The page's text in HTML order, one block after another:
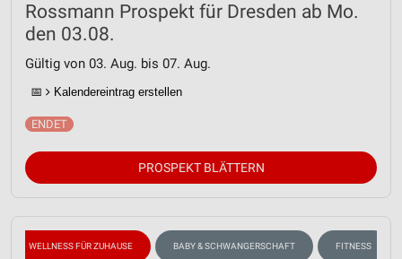
Rossmann Prospekt für Dresden ab Mo.
den 03.08.
Gültig von 03. Aug. bis 07. Aug.
📅 Kalendereintrag erstellen
PROSPEKT BLÄTTERN
WELLNESS FÜR ZUHAUSE BABY & SCHWANGERSCHAFT FITNESS